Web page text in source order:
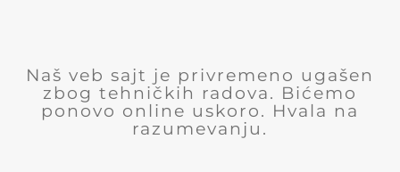
Naš veb sajt je privremeno ugašen
zbog tehničkih radova. Bićemo
ponovo online uskoro. Hvala na
razumevanju.